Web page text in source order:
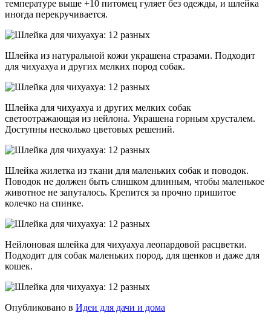
температуре выше +10 питомец гуляет без одежды, и шлейка
иногда перекручивается.
Шлейка из натуральной кожи украшена стразами. Подходит
для чихуахуа и других мелких пород собак.
Шлейка для чихуахуа и других мелких собак
светоотражающая из нейлона. Украшена горным хрусталем.
Доступны несколько цветовых решений.
Шлейка жилетка из ткани для маленьких собак и поводок.
Поводок не должен быть слишком длинным, чтобы маленькое
животное не запуталось. Крепится за прочно пришитое
колечко на спинке.
Нейлоновая шлейка для чихуахуа леопардовой расцветки.
Подходит для собак маленьких пород, для щенков и даже для
кошек.
Опубликовано в Идеи для дачи и дома